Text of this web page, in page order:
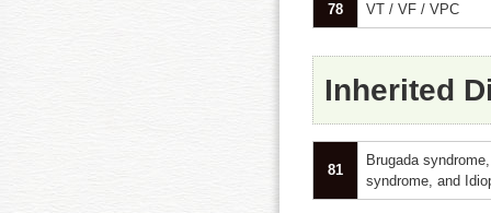
78 VT / VF / VPC
Inherited
81
Brugada
syndrome, and